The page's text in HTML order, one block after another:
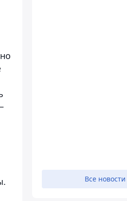
Все новости